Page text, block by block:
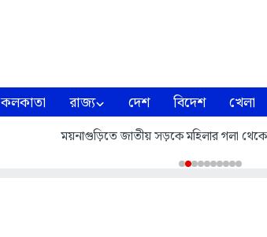
কলকাতা রাজ্য দেশ বিদেশ খেলা
ময়নাগুড়িতে জাতীয় সড়কে মহিলার গলা